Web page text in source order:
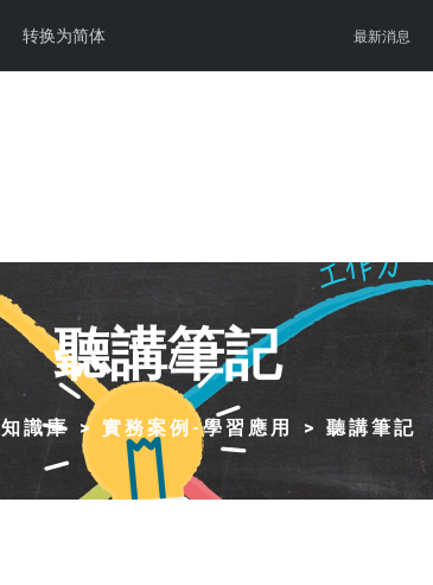
转换为简体 最新消息
聽講筆記
知識庫 實務案例-學習應用 聽講筆記